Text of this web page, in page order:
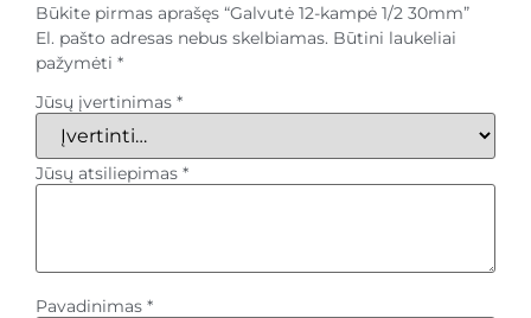
Būkite pirmas aprašęs “Galvutė 12-kampė 1/2 30mm”
El. pašto adresas nebus skelbiamas. Būtini laukeliai
pažymėti *
Jūsų įvertinimas *
Jūsų atsiliepimas *
Pavadinimas *